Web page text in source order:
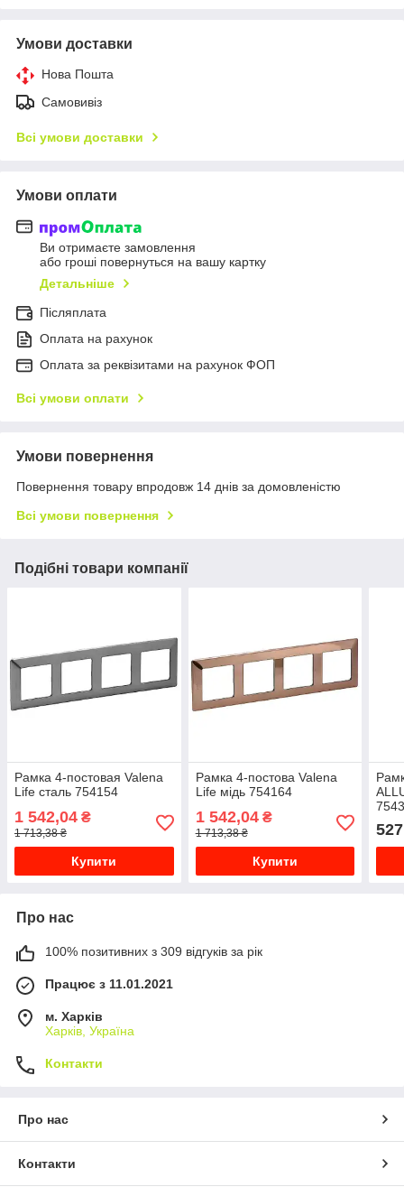
Умови доставки
Нова Пошта
Самовивіз
Всі умови доставки
Умови оплати
Ви отримаєте замовлення
або гроші повернуться на вашу картку
Детальніше
Післяплата
Оплата на рахунок
Оплата за реквізитами на рахунок ФОП
Всі умови оплати
Умови повернення
Повернення товару впродовж 14 днів за домовленістю
Всі умови повернення
Подібні товари компанії
Рамка 4-постовая Valena
Life сталь 754154
1 542,04 ₴
1 713,38 ₴
Купити
Рамка 4-постова Valena
Life мідь 754164
1 542,04₴
1 713,38 ₴
Купити
Про нас
100% позитивних з 309 відгуків за рік
Працює з 11.01.2021
м. Харків
Харків, Україна
Контакти
Про нас
Контакти